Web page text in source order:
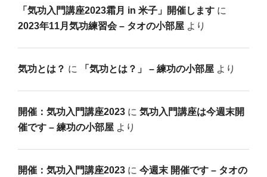
「気功入門講座2023霜月 in 米子」開催します に
2023年11月気功練習会 – タオの小部屋 より
気功とは？ に 「気功とは？」 – 練功の小部屋 より
開催：気功入門講座2023 に 気功入門講座は今週末開
催です – 練功の小部屋 より
開催：気功入門講座2023 に 今週末 開催です – タオの